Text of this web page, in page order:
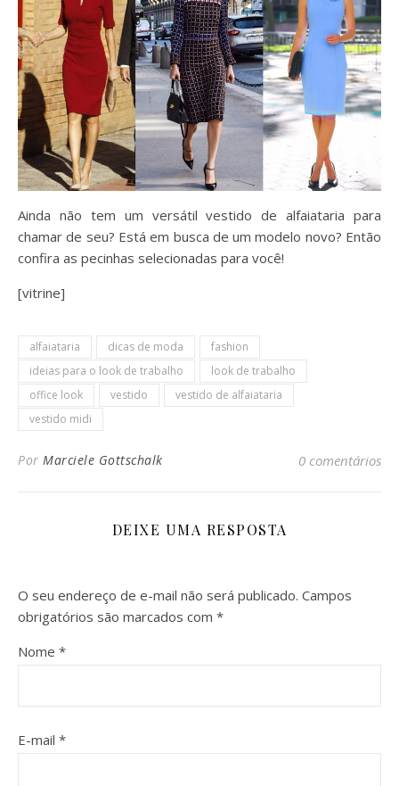
Ainda não tem um versátil vestido de alfaiataria para
chamar de seu? Está em busca de um modelo novo? Então
confira as pecinhas selecionadas para você!
[vitrine]
alfaiataria dicas de moda
fashion
ideias para o look de trabalho
look de trabalho
office look
vestido
vestido de alfaiataria
vestido midi
Por Marciele Gottschalk 0 comentários
DEIXE UMA RESPOSTA
O seu endereço de e-mail não será publicado. Campos
obrigatórios são marcados com *
Nome *
E-mail *